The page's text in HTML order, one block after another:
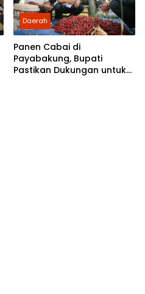
Daerah
Panen Cabai di
Payabakung, Bupati
Pastikan Dukungan untuk